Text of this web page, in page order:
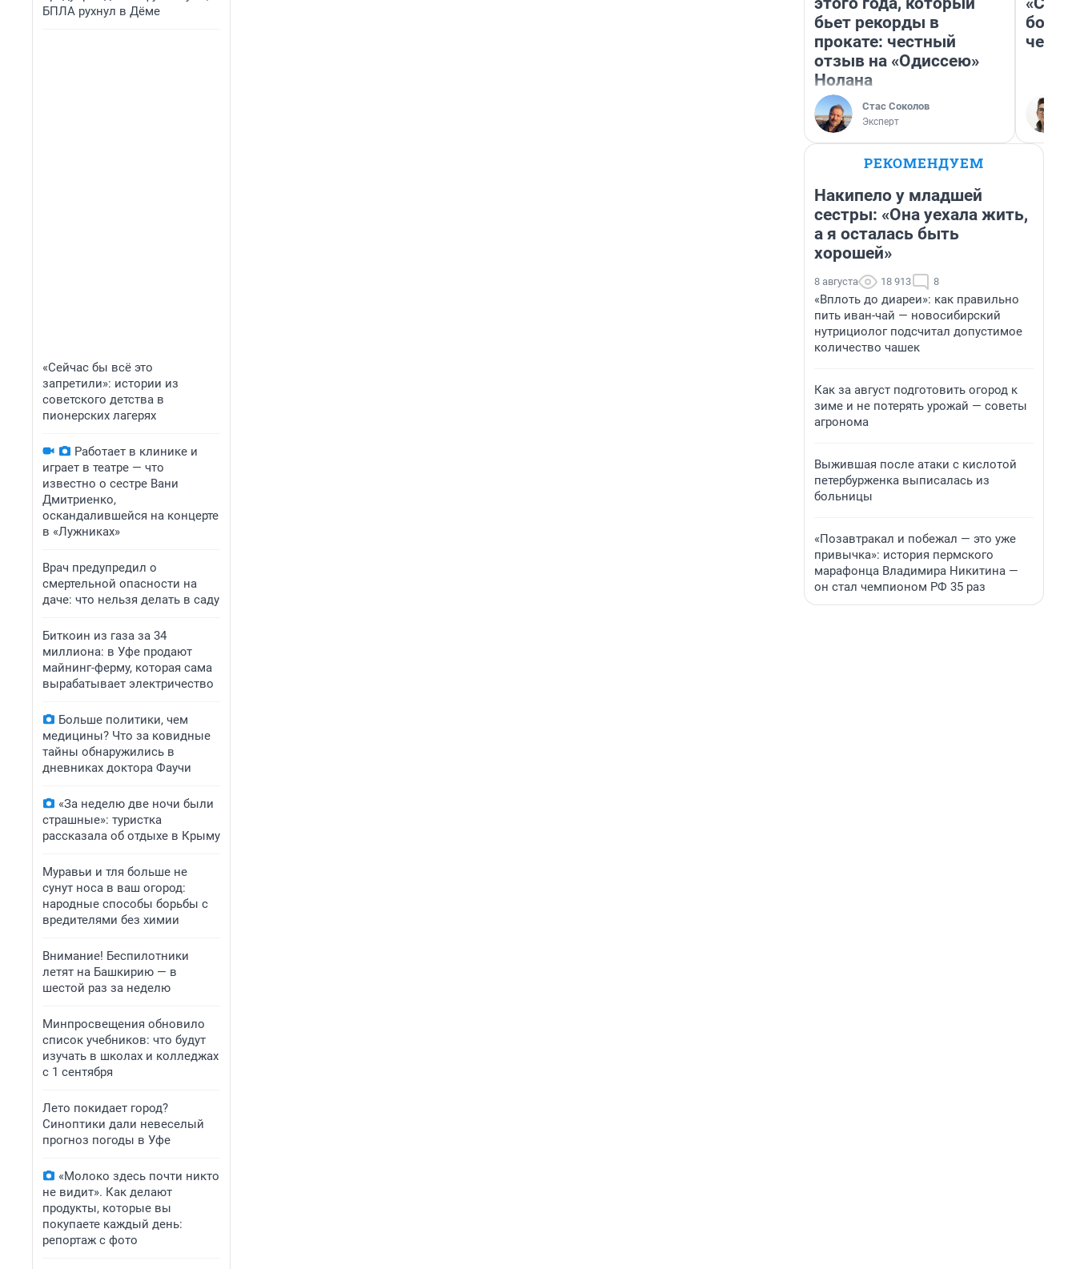
БПЛА рухнул в Дёме
«Сейчас бы всё это
запретили»: истории из
советского детства в
пионерских лагерях
Работает в клинике и
играет в театре — что
известно о сестре Вани
Дмитриенко,
оскандалившейся на концерте
в «Лужниках»
Врач предупредил о
смертельной опасности на
даче: что нельзя делать в саду
Биткоин из газа за 34
миллиона: в Уфе продают
майнинг-ферму, которая сама
вырабатывает электричество
Больше политики, чем
медицины? Что за ковидные
тайны обнаружились в
дневниках доктора Фаучи
«За неделю две ночи были
страшные»: туристка
рассказала об отдыхе в Крыму
Муравьи и тля больше не
сунут носа в ваш огород:
народные способы борьбы с
вредителями без химии
Внимание! Беспилотники
летят на Башкирию — в
шестой раз за неделю
Минпросвещения обновило
список учебников: что будут
изучать в школах и колледжах
с 1 сентября
Лето покидает город?
Синоптики дали невеселый
прогноз погоды в Уфе
«Молоко здесь почти никто
не видит». Как делают
продукты, которые вы
покупаете каждый день:
репортаж с фото
бьет рекорды в
прокате: честный
отзыв на «Одиссею»
Нолана
Стас Соколов
Эксперт
РЕКОМЕНДУЕМ
Накипело у младшей
сестры: «Она уехала жить,
а я осталась быть
хорошей»
8 августа 18 913 8
«Вплоть до диареи»: как правильно
пить иван-чай — новосибирский
нутрициолог подсчитал допустимое
количество чашек
Как за август подготовить огород к
зиме и не потерять урожай — советы
агронома
Выжившая после атаки с кислотой
петербурженка выписалась из
больницы
«Позавтракал и побежал — это уже
привычка»: история пермского
марафонца Владимира Никитина —
он стал чемпионом РФ 35 раз